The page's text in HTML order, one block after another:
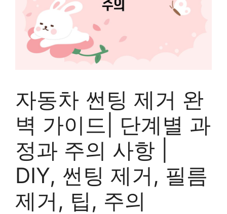
자동차 썬팅 제거 완
벽 가이드| 단계별 과
정과 주의 사항 |
DIY, 썬팅 제거, 필름
제거, 팁, 주의